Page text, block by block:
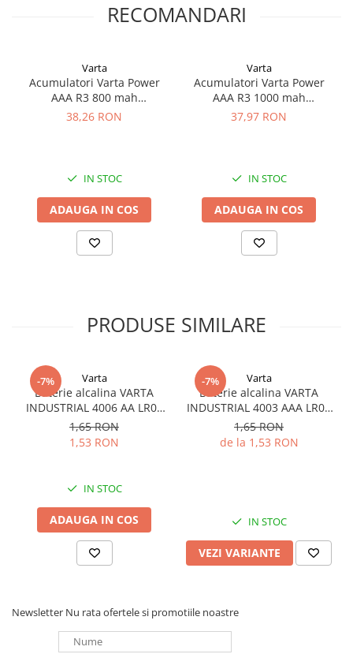
Incarcare individuala pe fiecare canal
USB 5V 1000mA +/- 10%
RECOMANDARI
Varta
Acumulatori Varta Power
AAA R3 800 mah
preincarcati blister 4 buc
38,26 RON
IN STOC
ADAUGA IN COS
Varta
Acumulatori Varta Power
AAA R3 1000 mah
preincarcati blister 2 buc
37,97 RON
IN STOC
ADAUGA IN COS
PRODUSE SIMILARE
-7% Varta
Baterie alcalina VARTA
INDUSTRIAL 4006 AA LR06
1.5V bulk
1,65 RON
1,53 RON
IN STOC
ADAUGA IN COS
-7% Varta
Baterie alcalina VARTA
INDUSTRIAL 4003 AAA LR03
1.5V
1,65 RON
de la 1,53 RON
IN STOC
VEZI VARIANTE
Newsletter Nu rata ofertele si promotiile noastre